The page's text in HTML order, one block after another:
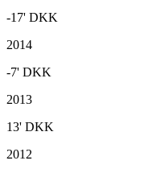
-17' DKK
2014
-7' DKK
2013
13' DKK
2012